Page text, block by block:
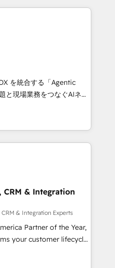
helps
that drive adoption
we do ➤
with workflows built
a template. ➤ Migration:
Zero downtime, full data
marketing, and
and Integrations: Layer
coaching. Buying
reviving a stale portal?
を統合する「Agentic
て、HubSpot Eliteの実装
💡 100inc は何
共通基盤に、AIエージェン
業務（マーケティング・営
事業部・グループ会社・部
基盤に再構築します。意
に並走します。 1️⃣
データの一元化から、
で。全Hub統合運用、デー
CRM統合に対応します。
織への移行を設計・実装。
CRM & Integration
& Integration Experts
Partner of the Year,
your customer lifecycle
unified ecosystem
Globalia (AI &